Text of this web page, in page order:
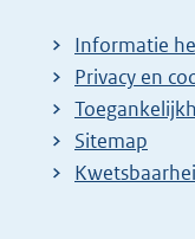
Informatie
Privacy en
Sitemap
E